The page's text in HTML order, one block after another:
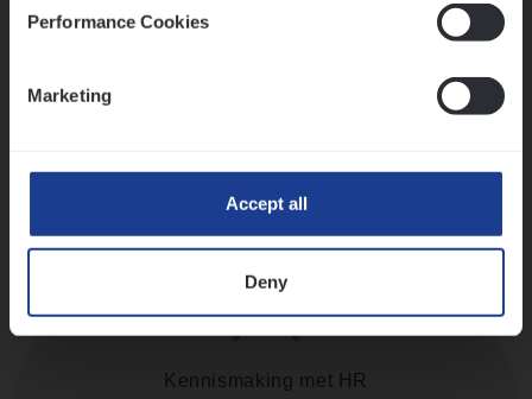
Performance Cookies
Marketing
Accept all
Deny
Ons sollicitatieproces
Kennismaking met HR